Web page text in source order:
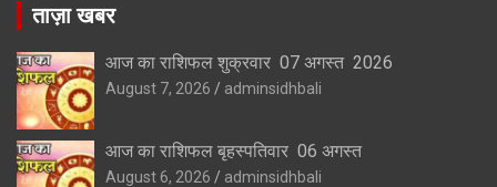
ताज़ा खबर
आज का राशिफल शुक्रवार 07 अगस्त 2026
August 7, 2026 adminsidhbali
आज का राशिफल बृहस्पतिवार 06 अगस्त
August 6, 2026 adminsidhbali